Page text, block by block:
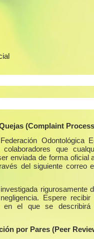
(Complaint
Odontológica
que
enviada de forma oficial
del siguiente correo
rigurosamente
Espere
en el que se
por Pares (Peer